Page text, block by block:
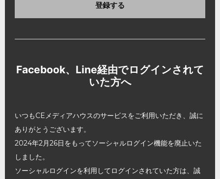
登録する
Facebook、Line経由でログインされて
いた方へ
いつもCEメディアハウスのサービスをご利用いただき、誠に
ありがとうございます。
2024年2月26日をもってソーシャルログイン機能を廃止いた
しました。
ソーシャルログインを利用してログインされていた方は、誠